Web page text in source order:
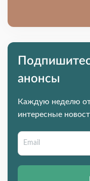
анонсы
Каждую неделю
интересные